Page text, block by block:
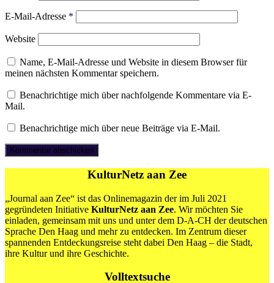
E-Mail-Adresse *
Website
Name, E-Mail-Adresse und Website in diesem Browser für
meinen nächsten Kommentar speichern.
Benachrichtige mich über nachfolgende Kommentare via E-
Mail.
Benachrichtige mich über neue Beiträge via E-Mail.
KulturNetz aan Zee
„Journal aan Zee“ ist das Onlinemagazin der im Juli 2021
gegründeten Initiative KulturNetz aan Zee. Wir möchten Sie
einladen, gemeinsam mit uns und unter dem D-A-CH der deutschen
Sprache Den Haag und mehr zu entdecken. Im Zentrum dieser
spannenden Entdeckungsreise steht dabei Den Haag – die Stadt,
ihre Kultur und ihre Geschichte.
Volltextsuche